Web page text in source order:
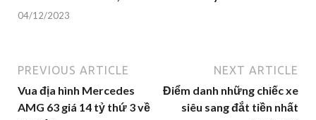
04/12/2023
PREVIOUS ARTICLE
Vua địa hình Mercedes
AMG 63 giá 14 tỷ thứ 3 về
NEXT ARTICLE
Điểm danh những chiếc xe
siêu sang đắt tiền nhất